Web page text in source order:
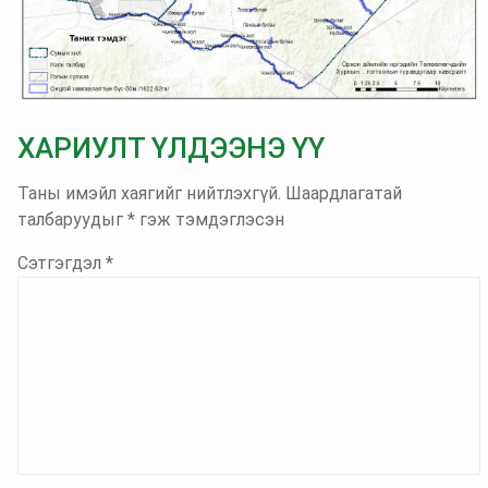
ХАРИУЛТ ҮЛДЭЭНЭ ҮҮ
Таны имэйл хаягийг нийтлэхгүй. Шаардлагатай
талбаруудыг * гэж тэмдэглэсэн
Сэтгэгдэл *